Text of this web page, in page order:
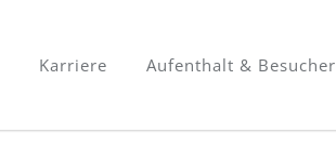
Karriere Aufenthalt & Besucher